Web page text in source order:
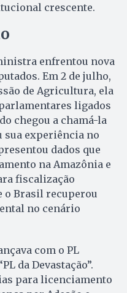
crescente.
enfrentou nova
Em 2 de julho,
de Agricultura, ela
ligados
chegou a chamá-la
sua experiência no
dados que
na Amazônia e
fiscalização
o Brasil recuperou
no cenário
com o PL
da Devastação”.
para licenciamento